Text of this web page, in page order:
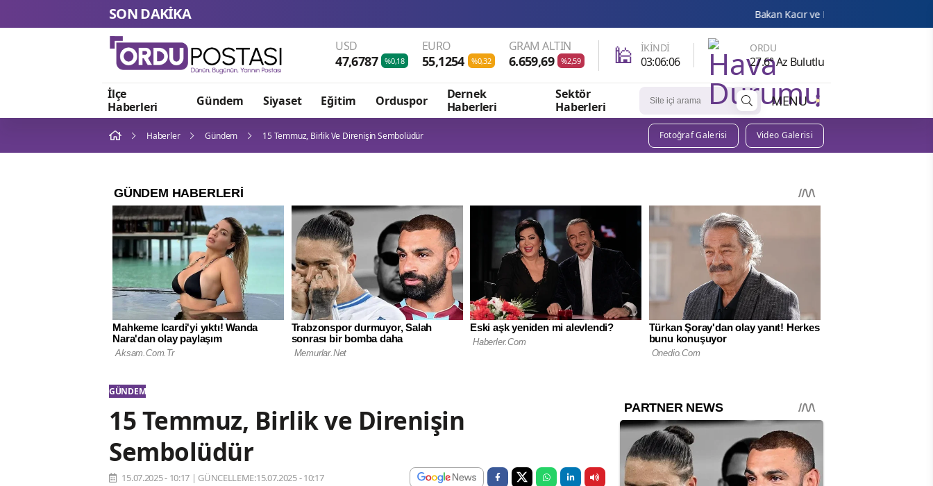
SON DAKİKA Bakan Kacır ve Bakan Memişoğlu, ilaç sektörü
USD
47,6787 %0,18
EURO
55,1254 %0,32
GRAM ALTIN
6.659,69 %2,59 🕌 İKINDI
03:06:05
ORDU
27.6° Az Bulutlu
İlçe
Haberleri
Gündem Siyaset Eğitim Orduspor
Dernek
Haberleri
Sektör
Haberleri
MENU
Haberler Gündem 15 Temmuz, Birlik Ve Direnişin Sembolüdür Fotoğraf Galerisi Video Galerisi
GÜNDEM
15 Temmuz, Birlik ve Direnişin
Sembolüdür
15.07.2025 - 10:17 | GÜNCELLEME:15.07.2025 - 10:17